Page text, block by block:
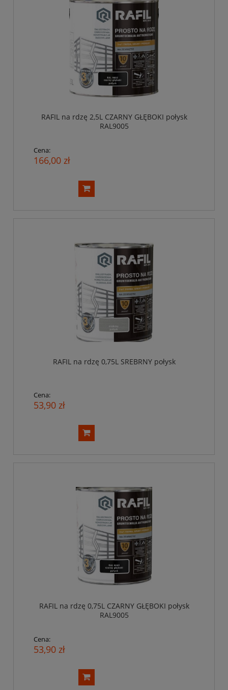
RAFIL na rdzę 2,5L CZARNY GŁĘBOKI połysk
RAL9005
Cena:
166,00 zł
RAFIL na rdzę 0,75L SREBRNY połysk
Cena:
53,90 zł
RAFIL na rdzę 0,75L CZARNY GŁĘBOKI połysk
RAL9005
Cena:
53,90 zł